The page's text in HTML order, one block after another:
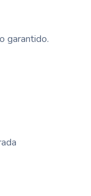
garantido.